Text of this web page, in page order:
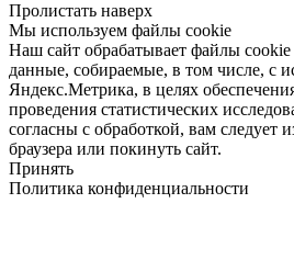
Пролистать наверх
Мы используем файлы cookie
Наш сайт обрабатывает файлы cookie
данные, собираемые, в том числе, с
Яндекс.Метрика, в целях
проведения статистических
согласны с обработкой, вам следует
браузера или покинуть сайт.
Принять
Политика конфиденциальности